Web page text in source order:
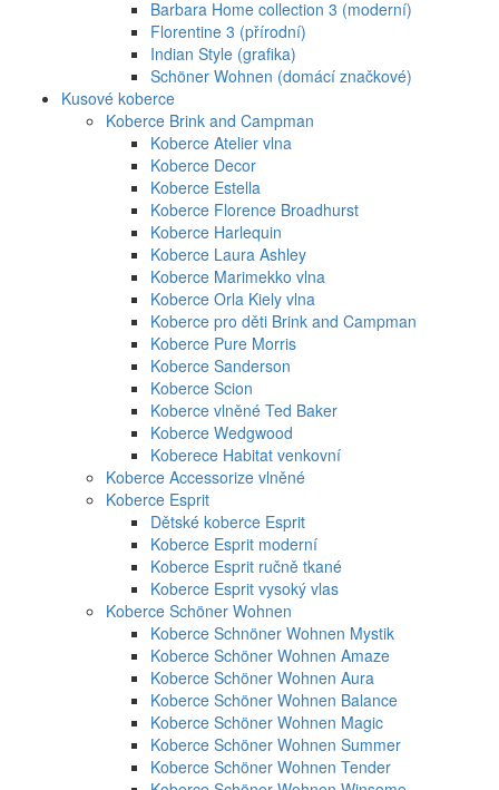
Barbara Home collection 3 (moderní)
Florentine 3 (přírodní)
Indian Style (grafika)
Schöner Wohnen (domácí značkové)
Kusové koberce
Koberce Brink and Campman
Koberce Atelier vlna
Koberce Decor
Koberce Estella
Koberce Florence Broadhurst
Koberce Harlequin
Koberce Laura Ashley
Koberce Marimekko vlna
Koberce Orla Kiely vlna
Koberce pro děti Brink and Campman
Koberce Pure Morris
Koberce Sanderson
Koberce Scion
Koberce vlněné Ted Baker
Koberce Wedgwood
Koberece Habitat venkovní
Koberce Accessorize vlněné
Koberce Esprit
Dětské koberce Esprit
Koberce Esprit moderní
Koberce Esprit ručně tkané
Koberce Esprit vysoký vlas
Koberce Schöner Wohnen
Koberce Schnöner Wohnen Mystik
Koberce Schöner Wohnen Amaze
Koberce Schöner Wohnen Aura
Koberce Schöner Wohnen Balance
Koberce Schöner Wohnen Magic
Koberce Schöner Wohnen Summer
Koberce Schöner Wohnen Tender